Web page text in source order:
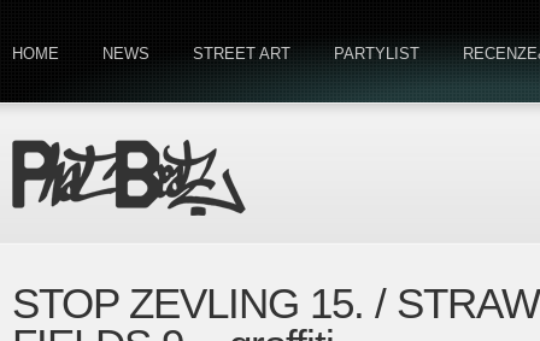
HOME NEWS STREET ART PARTYLIST
STOP ZEVLING 15. /